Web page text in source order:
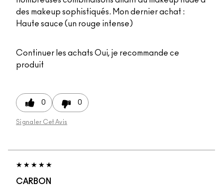
des makeup sophistiqués. Mon dernier achat :
Haute sauce (un rouge intense)
Continuer les achats Oui, je recommande ce
produit
0 0
Signaler Cet Avis
CARBON